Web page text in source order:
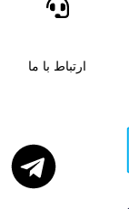
ارتباط با ما